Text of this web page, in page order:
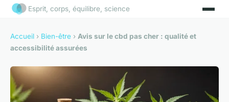
Esprit, corps, équilibre, science
Accueil › Bien-être › Avis sur le cbd pas cher : qualité et
accessibilité assurées